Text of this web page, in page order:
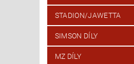
STADION/JAWETTA
SIMSON DÍLY
MZ DÍLY